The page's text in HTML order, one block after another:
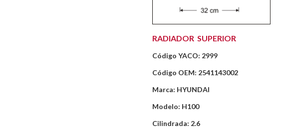
RADIADOR SUPERIOR
Código YACO: 2999
Código OEM: 2541143002
Marca: HYUNDAI
Modelo: H100
Cilindrada: 2.6